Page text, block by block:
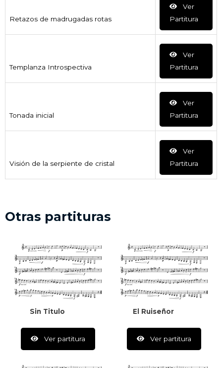
Retazos de madrugadas rotas
Ver
Partitura
Templanza Introspectiva
Ver
Partitura
Tonada inicial
Ver
Partitura
Visión de la serpiente de cristal
Ver
Partitura
Otras partituras
Sin Titulo
Ver partitura
El Ruiseñor
Ver partitura